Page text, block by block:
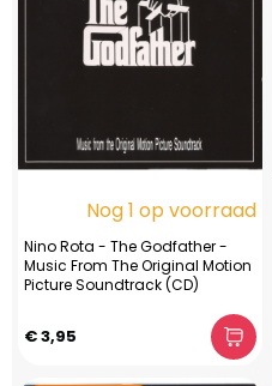
Nog 1 op voorraad
Nino Rota - The Godfather -
Music From The Original Motion
Picture Soundtrack (CD)
€ 3,95